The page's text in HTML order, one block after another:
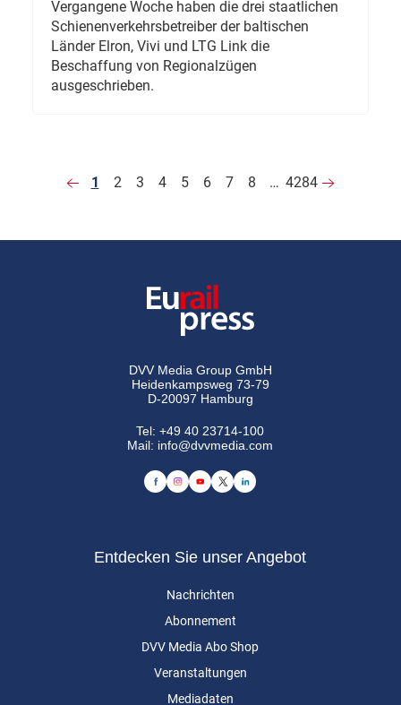
Vergangene Woche haben die drei staatlichen
Schienenverkehrsbetreiber der baltischen
Länder Elron, Vivi und LTG Link die
Beschaffung von Regionalzügen
ausgeschrieben.
1 2 3 4 5 6 7 8 … 4284
DVV Media Group GmbH
Heidenkampsweg 73-79
D-20097 Hamburg
Tel:+49 40 23714-100
Mail: info@dvvmedia.com
Entdecken Sie unser Angebot
Nachrichten
Abonnement
DVV Media Abo Shop
Veranstaltungen
Mediadaten